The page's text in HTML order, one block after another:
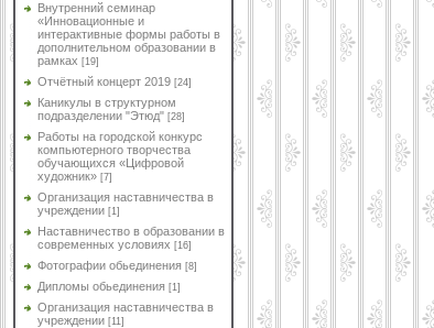
Внутренний семинар
«Инновационные и
интерактивные формы работы в
дополнительном образовании в
рамках [19]
Отчётный концерт 2019 [24]
Каникулы в структурном
подразделении "Этюд" [28]
Работы на городской конкурс
компьютерного творчества
обучающихся «Цифровой
художник» [7]
Организация наставничества в
учреждении [1]
Наставничество в образовании в
современных условиях [16]
Фотографии обьединения [8]
Дипломы обьединения [1]
Организация наставничества в
учреждении [11]